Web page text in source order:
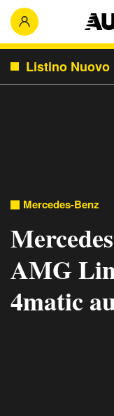
Listino Nuovo
Mercedes-Benz
AMG
4matic